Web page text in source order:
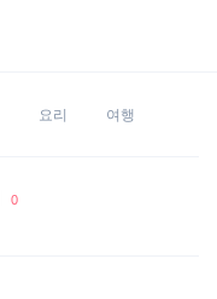
요리 여행
0